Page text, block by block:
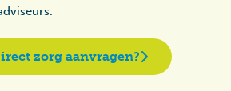
zorg aanvragen?